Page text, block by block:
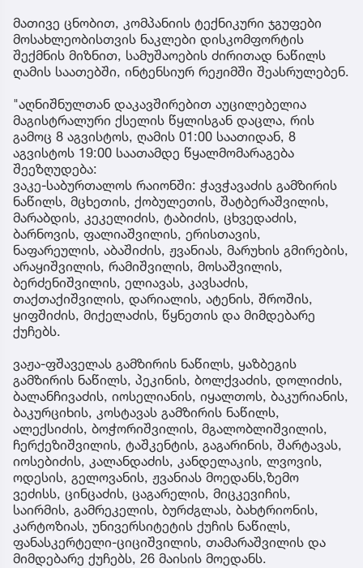
მათივე ცნობით, კომპანიის ტექნიკური ჯგუფები
მოსახლეობისთვის ნაკლები დისკომფორტის
შექმნის მიზნით, სამუშაოების ძირითად ნაწილს
ღამის საათებში, ინტენსიურ რეჟიმში შეასრულებენ.
"აღნიშნულთან დაკავშირებით აუცილებელია
მაგისტრალური ქსელის წყლისგან დაცლა, რის
გამოც 8 აგვისტოს, ღამის 01:00 საათიდან, 8
აგვისტოს 19:00 საათამდე წყალმომარაგება
შეეზღუდება:
ვაკე-საბურთალოს რაიონში: ჭავჭავაძის გამზირის
ნაწილს, მცხეთის, ქობულეთის, შატბერაშვილის,
მარაბდის, კეკელიძის, ტაბიძის, ცხვედაძის,
ბარნოვის, ფალიაშვილის, ერისთავის,
ნაფარეულის, აბაშიძის, ჟვანიას, მარუხის გმირების,
არაყიშვილის, რამიშვილის, მოსაშვილის,
ბერძენიშვილის, ელიავას, კავსაძის,
თაქთაქიშვილის, დარიალის, ატენის, შროშის,
ყიფშიძის, მიქელაძის, წყნეთის და მიმდებარე
ქუჩებს.
ვაჟა-ფშაველას გამზირის ნაწილს, ყაზბეგის
გამზირის ნაწილს, პეკინის, ბოლქვაძის, დოლიძის,
ბალანჩივაძის, იოსელიანის, იყალთოს, ბაკურიანის,
ბაკურციხის, კოსტავას გამზირის ნაწილს,
ალექსიძის, ბოჭორიშვილის, მგალობლიშვილის,
ჩერქეზიშვილის, ტაშკენტის, გაგარინის, შარტავას,
იოსებიძის, კალანდაძის, კანდელაკის, ლვოვის,
ოდესის, გელოვანის, ჟვანიას მოედანს,ზემო
ვეძისს, ცინცაძის, ცაგარელის, მიცკევიჩის,
საირმის, გამრეკელის, ბურძგლას, ბახტრიონის,
კარტოზიას, უნივერსიტეტის ქუჩის ნაწილს,
ფანასკერტელი-ციციშვილის, თამარაშვილის და
მიმდებარე ქუჩებს, 26 მაისის მოედანს.